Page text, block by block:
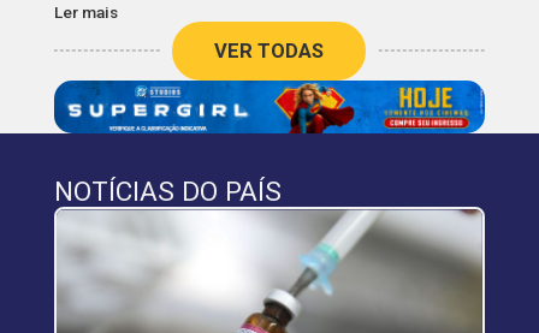
Ler mais
VER TODAS
NOTÍCIAS DO PAÍS